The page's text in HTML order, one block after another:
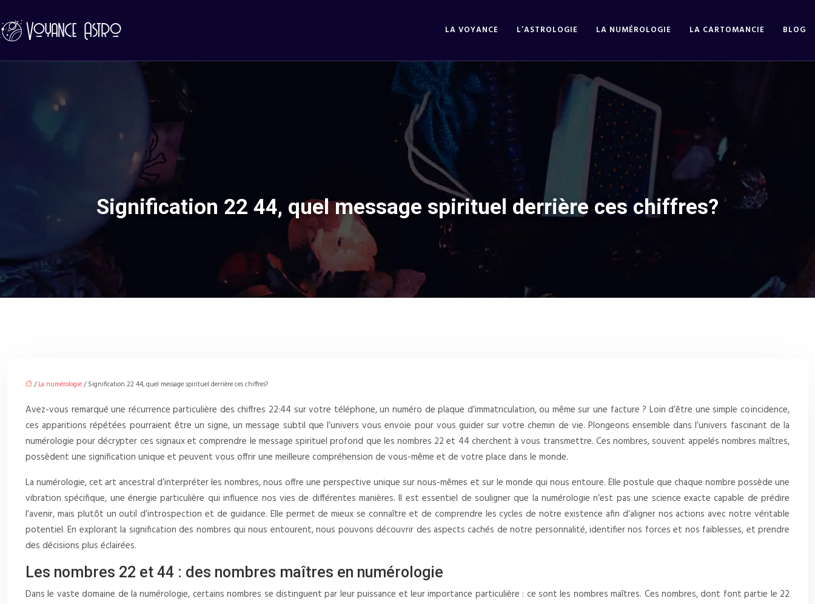
LA VOYANCE L’ASTROLOGIE LA NUMÉROLOGIE LA CARTOMANCIE BLOG
Signification 22 44, quel message spirituel derrière ces chiffres?
/La numérologie/ Signification 22 44, quel message spirituel derrière ces chiffres?
Avez-vous remarqué une récurrence particulière des chiffres 22:44 sur votre téléphone, un numéro de plaque d’immatriculation, ou même sur une facture ? Loin d’être une simple coïncidence,
ces apparitions répétées pourraient être un signe, un message subtil que l’univers vous envoie pour vous guider sur votre chemin de vie. Plongeons ensemble dans l’univers fascinant de la
numérologie pour décrypter ces signaux et comprendre le message spirituel profond que les nombres 22 et 44 cherchent à vous transmettre. Ces nombres, souvent appelés nombres maîtres,
possèdent une signification unique et peuvent vous offrir une meilleure compréhension de vous-même et de votre place dans le monde.
La numérologie, cet art ancestral d’interpréter les nombres, nous offre une perspective unique sur nous-mêmes et sur le monde qui nous entoure. Elle postule que chaque nombre possède une
vibration spécifique, une énergie particulière qui influence nos vies de différentes manières. Il est essentiel de souligner que la numérologie n’est pas une science exacte capable de prédire
l’avenir, mais plutôt un outil d’introspection et de guidance. Elle permet de mieux se connaître et de comprendre les cycles de notre existence afin d’aligner nos actions avec notre véritable
potentiel. En explorant la signification des nombres qui nous entourent, nous pouvons découvrir des aspects cachés de notre personnalité, identifier nos forces et nos faiblesses, et prendre
des décisions plus éclairées.
Les nombres 22 et 44 : des nombres maîtres en numérologie
Dans le vaste domaine de la numérologie, certains nombres se distinguent par leur puissance et leur importance particulière : ce sont les nombres maîtres. Ces nombres, dont font partie le 22